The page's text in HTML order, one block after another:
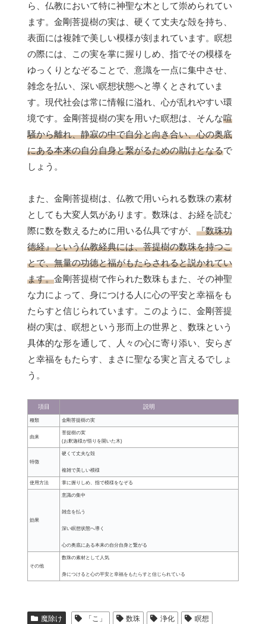
ら、仏教において特に神聖な木として崇められてい
ます。金剛菩提樹の実は、硬くて丈夫な殻を持ち、
表面には複雑で美しい模様が刻まれています。瞑想
の際には、この実を掌に握りしめ、指でその模様を
ゆっくりとなぞることで、意識を一点に集中させ、
雑念を払い、深い瞑想状態へと導くとされていま
す。現代社会は常に情報に溢れ、心が乱れやすい環
境です。金剛菩提樹の実を用いた瞑想は、そんな喧
騒から離れ、静寂の中で自分と向き合い、心の奥底
にある本来の自分自身と繋がるための助けとなるで
しょう。
また、金剛菩提樹は、仏教で用いられる数珠の素材
としても大変人気があります。数珠は、お経を読む
際に数を数えるために用いる仏具ですが、 『数珠功
徳経』という仏教経典には、菩提樹の数珠を持つこ
とで、無量の功徳と福がもたらされると説かれてい
ます。金剛菩提樹で作られた数珠もまた、その神聖
な力によって、身につける人に心の平安と幸福をも
たらすと信じられています。このように、金剛菩提
樹の実は、瞑想という形而上の世界と、数珠という
具体的な形を通して、人々の心に寄り添い、安らぎ
と幸福をもたらす、まさに聖なる実と言えるでしょ
う。
項目 説明
種類 金剛菩提樹の実
由来
菩提樹の実
(お釈迦様が悟りを開いた木)
特徴
硬くて丈夫な殻
複雑で美しい模様
使用方法 掌に握りしめ、指で模様をなぞる
効果
意識の集中
雑念を払う
深い瞑想状態へ導く
心の奥底にある本来の自分自身と繋がる
その他
数珠の素材として人気
身につけると心の平安と幸福をもたらすと信じられている
魔除け 「こ」 数珠 浄化
瞑想